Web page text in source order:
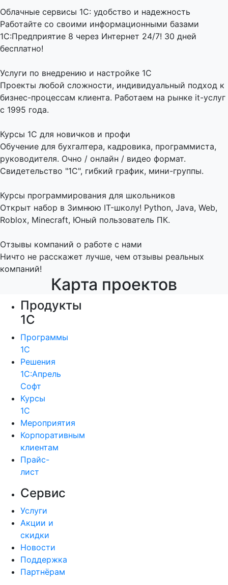
Облачные сервисы 1С: удобство и надежность
Работайте со своими информационными базами
1С:Предприятие 8 через Интернет 24/7! 30 дней
бесплатно!
Услуги по внедрению и настройке 1С
Проекты любой сложности, индивидуальный подход к
бизнес-процессам клиента. Работаем на рынке it-услуг
с 1995 года.
Курсы 1С для новичков и профи
Обучение для бухгалтера, кадровика, программиста,
руководителя. Очно / онлайн / видео формат.
Свидетельство "1С", гибкий график, мини-группы.
Курсы программирования для школьников
Открыт набор в Зимнюю IT-школу! Python, Java, Web,
Roblox, Minecraft, Юный пользователь ПК.
Отзывы компаний о работе с нами
Ничто не расскажет лучше, чем отзывы реальных
компаний!
Карта проектов
Продукты
1С
Программы
1С
Решения
1С:Апрель
Софт
Курсы
1С
Мероприятия
Корпоративным
клиентам
Прайс-
лист
Сервис
Услуги
Акции и
скидки
Новости
Поддержка
Партнёрам